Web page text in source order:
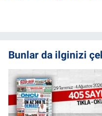
Bunlar da ilginizi